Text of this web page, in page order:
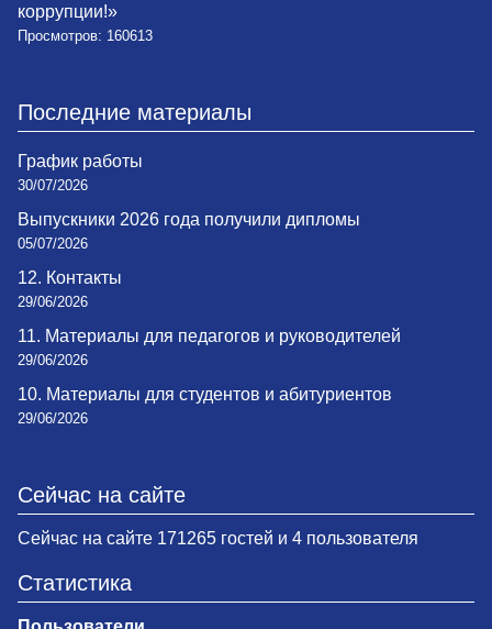
коррупции!»
Просмотров: 160613
Последние материалы
График работы
30/07/2026
Выпускники 2026 года получили дипломы
05/07/2026
12. Контакты
29/06/2026
11. Материалы для педагогов и руководителей
29/06/2026
10. Материалы для студентов и абитуриентов
29/06/2026
Сейчас на сайте
Сейчас на сайте 171265 гостей и 4 пользователя
Статистика